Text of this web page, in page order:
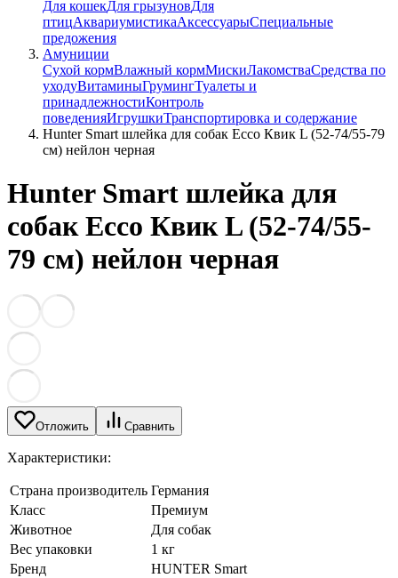
Для кошекДля грызуновДля
птицАквариумистикаАксессуарыСпециальные
предожения
Амуниции
Сухой кормВлажный кормМискиЛакомстваСредства по
уходуВитаминыГрумингТуалеты и
принадлежностиКонтроль
поведенияИгрушкиТранспортировка и содержание
Hunter Smart шлейка для собак Ecco Квик L (52-74/55-79
см) нейлон черная
Hunter Smart шлейка для
собак Ecco Квик L (52-74/55-
79 см) нейлон черная
Отложить Сравнить
Характеристики:
Страна производитель Германия
Класс
Премиум
Животное
Для собак
Вес упаковки
1 кг
Бренд
HUNTER Smart